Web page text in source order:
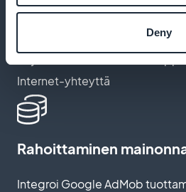
Deny
Internet-yhteyttä
Rahoittaminen
Integroi Google AdMob